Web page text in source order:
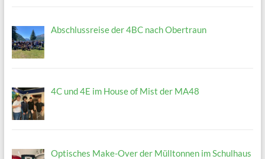
Abschlussreise der 4BC nach Obertraun
4C und 4E im House of Mist der MA48
Optisches Make-Over der Mülltonnen im Schulhaus